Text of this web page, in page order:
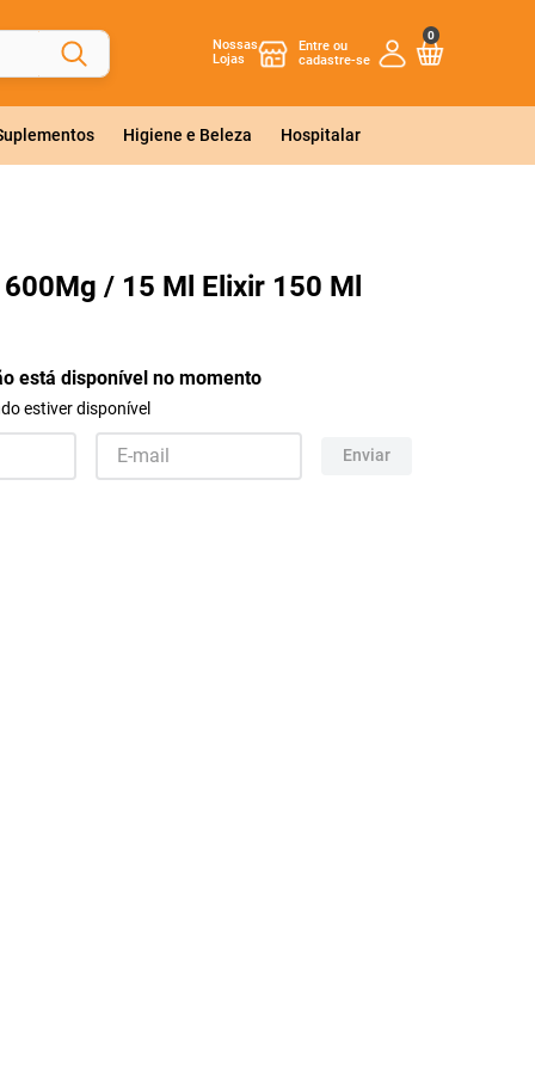
Nossas
Lojas
0
Higiene e Beleza Hospitalar
600Mg / 15 Ml Elixir 150 Ml
está disponível no momento
estiver disponível
Enviar